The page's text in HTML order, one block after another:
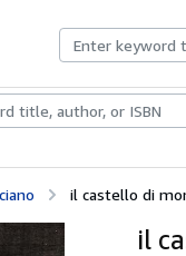
Rare BooksArt &
il castello di
il